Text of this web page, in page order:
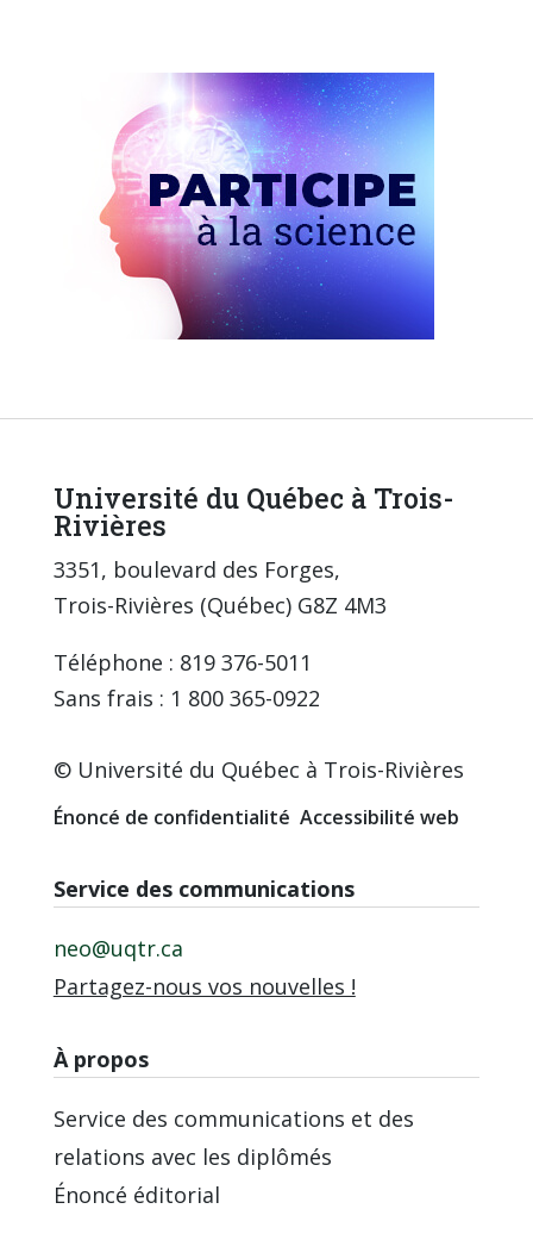
Université du Québec à Trois-
Rivières
3351, boulevard des Forges,
Trois-Rivières (Québec) G8Z 4M3
Téléphone : 819 376-5011
Sans frais : 1 800 365-0922
© Université du Québec à Trois-Rivières
Énoncé de confidentialité Accessibilité web
Service des communications
neo@uqtr.ca
Partagez-nous vos nouvelles !
À propos
Service des communications et des
relations avec les diplômés
Énoncé éditorial